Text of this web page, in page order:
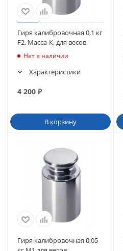
Гиря калибровочная 0,1 кг
F2, Масса-К, для весов
Нет в наличии
Характеристики
4 200 ₽
В корзину
Гиря калибровочная 0,05